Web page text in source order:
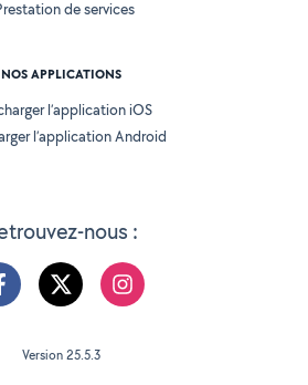
nous :
de services
NOS APPLICATIONS
l’application iOS
l’application Android
Version 25.5.3